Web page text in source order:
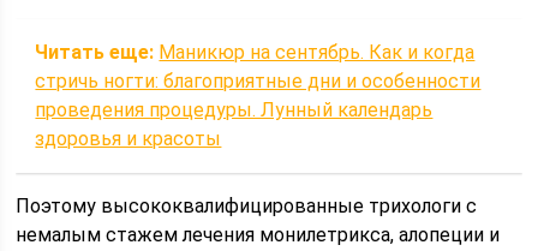
Читать еще: Маникюр на сентябрь. Как и когда
стричь ногти: благоприятные дни и особенности
проведения процедуры. Лунный календарь
здоровья и красоты
Поэтому высококвалифицированные трихологи с
немалым стажем лечения монилетрикса, алопеции и